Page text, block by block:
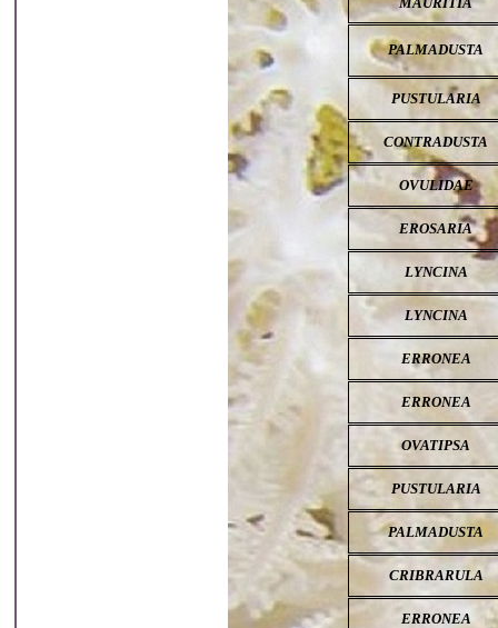
PALMADUSTA
PUSTULARIA
CONTRADUSTA
OVULIDAE
EROSARIA
LYNCINA
LYNCINA
ERRONEA
ERRONEA
OVATIPSA
PUSTULARIA
PALMADUSTA
CRIBRARULA
ERRONEA